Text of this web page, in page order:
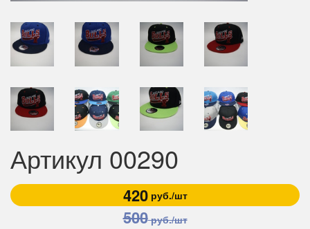
Артикул 00290
420руб./шт
500руб./шт